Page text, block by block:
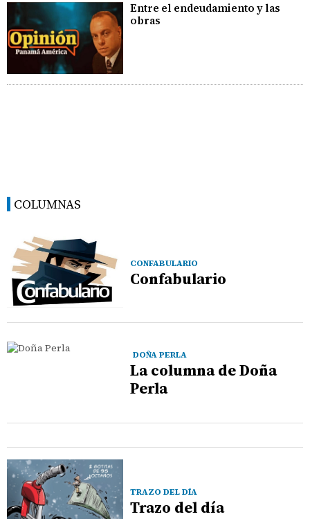
Entre el endeudamiento y las
obras
COLUMNAS
CONFABULARIO
Confabulario
DOÑA PERLA
La columna de Doña
Perla
TRAZO DEL DÍA
Trazo del día